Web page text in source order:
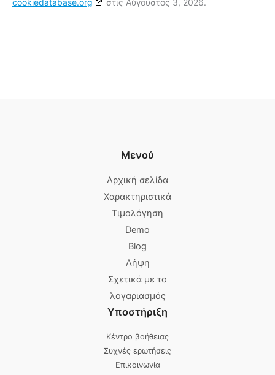
Μενού
Αρχική σελίδα
Χαρακτηριστικά
Τιμολόγηση
Demo
Blog
Λήψη
Σχετικά με το
λογαριασμός
Υποστήριξη
Κέντρο βοήθειας
Συχνές ερωτήσεις
Επικοινωνία